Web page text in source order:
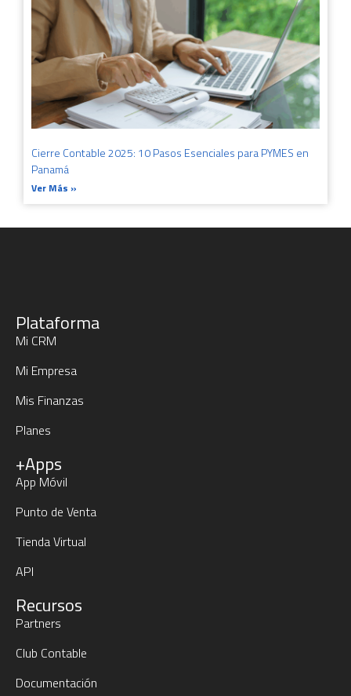
Cierre Contable 2025: 10 Pasos Esenciales para PYMES en
Panamá
Ver Más »
Plataforma
Mi CRM
Mi Empresa
Mis Finanzas
Planes
+Apps
App Móvil
Punto de Venta
Tienda Virtual
API
Recursos
Partners
Club Contable
Documentación